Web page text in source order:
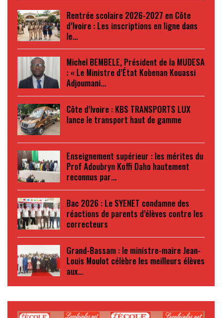
Rentrée scolaire 2026-2027 en Côte
d’Ivoire : Les inscriptions en ligne dans
le…
Michel BEMBELE, Président de la MUDESA
: « Le Ministre d’État Kobenan Kouassi
Adjoumani…
Côte d’Ivoire : KBS TRANSPORTS LUX
lance le transport haut de gamme
Enseignement supérieur : les mérites du
Prof Adoubryn Koffi Daho hautement
reconnus par…
Bac 2026 : Le SYENET condamne des
réactions de parents d’élèves contre les
correcteurs
Grand-Bassam : le ministre-maire Jean-
Louis Moulot célèbre les meilleurs élèves
aux…